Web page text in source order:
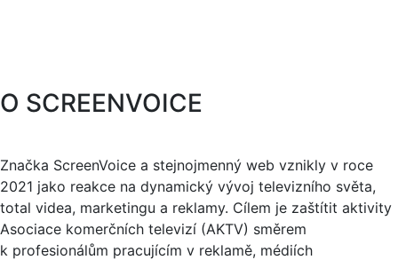
O SCREENVOICE
Značka ScreenVoice a stejnojmenný web vznikly v roce
2021 jako reakce na dynamický vývoj televizního světa,
total videa, marketingu a reklamy. Cílem je zaštítit aktivity
Asociace komerčních televizí (AKTV) směrem
k profesionálům pracujícím v reklamě, médiích